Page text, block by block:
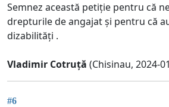
Semnez această petiție pentru că
drepturile de angajat și pentru că
dizabilități .
Vladimir Cotruță (Chisinau, 2024-
#6